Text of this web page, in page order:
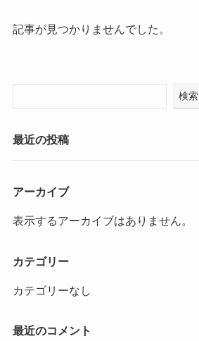
記事が見つかりませんでした。
検索
最近の投稿
アーカイブ
表示するアーカイブはありません。
カテゴリー
カテゴリーなし
最近のコメント